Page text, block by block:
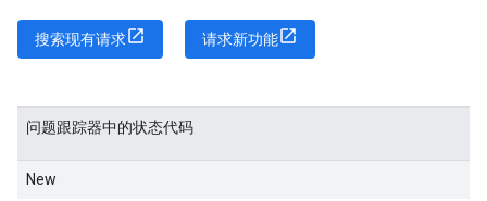
搜索现有请求 请求新功能
问题跟踪器中的状态代码
New